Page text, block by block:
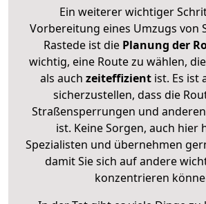
Ein weiterer wichtiger
Vorbereitung eines Umzugs von
Rastede ist die Planung der
wichtig, eine Route zu wählen,
als auch zeiteffizientist. Es ist
sicherzustellen, dass die
Straßensperrungen und
ist. Keine Sorgen, auch hier
Spezialisten und übernehmen
damit Sie sich auf andere
konzentrieren